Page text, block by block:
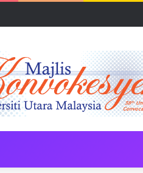
kepada PELAJAR UUM